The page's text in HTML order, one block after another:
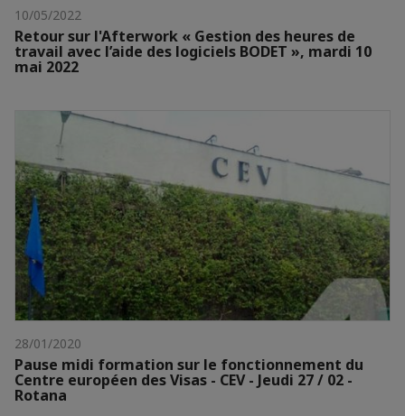
10/05/2022
Retour sur l'Afterwork « Gestion des heures de
travail avec l’aide des logiciels BODET », mardi 10
mai 2022
28/01/2020
Pause midi formation sur le fonctionnement du
Centre européen des Visas - CEV - Jeudi 27 / 02 -
Rotana